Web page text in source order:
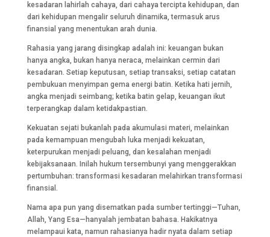
kesadaran lahirlah cahaya, dari cahaya tercipta kehidupan, dan
dari kehidupan mengalir seluruh dinamika, termasuk arus
finansial yang menentukan arah dunia.
Rahasia yang jarang disingkap adalah ini: keuangan bukan
hanya angka, bukan hanya neraca, melainkan cermin dari
kesadaran. Setiap keputusan, setiap transaksi, setiap catatan
pembukuan menyimpan gema energi batin. Ketika hati jernih,
angka menjadi seimbang; ketika batin gelap, keuangan ikut
terperangkap dalam ketidakpastian.
Kekuatan sejati bukanlah pada akumulasi materi, melainkan
pada kemampuan mengubah luka menjadi kekuatan,
keterpurukan menjadi peluang, dan kesalahan menjadi
kebijaksanaan. Inilah hukum tersembunyi yang menggerakkan
pertumbuhan: transformasi kesadaran melahirkan transformasi
finansial.
Nama apa pun yang disematkan pada sumber tertinggi—Tuhan,
Allah, Yang Esa—hanyalah jembatan bahasa. Hakikatnya
melampaui kata, namun rahasianya hadir nyata dalam setiap